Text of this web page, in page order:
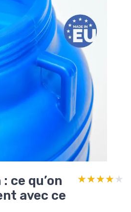
ce qu’on
avec ce
★★★★★
★★★★★